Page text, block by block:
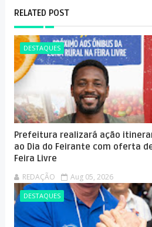
RELATED POST
DESTAQUES
Prefeitura realizará ação
ao Dia do Feirante com oferta
Feira Livre
REDAÇÃO Aug 05, 2026
DESTAQUES